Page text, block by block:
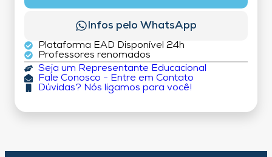
Infos pelo WhatsApp
Plataforma EAD Disponível 24h
Professores renomados
Seja um Representante Educacional
Fale Conosco - Entre em Contato
Dúvidas? Nós ligamos para você!